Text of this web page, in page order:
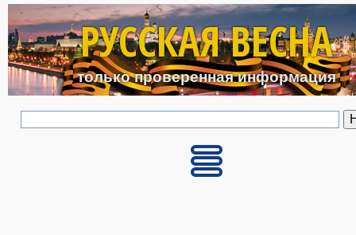
Перейти к основному
РУССКАЯ ВЕСНА
только проверенная информация